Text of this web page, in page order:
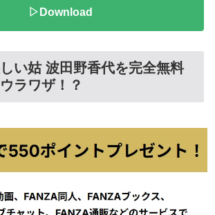
▷Download
い姑 波田野香代を完全無料
ラワザ！？